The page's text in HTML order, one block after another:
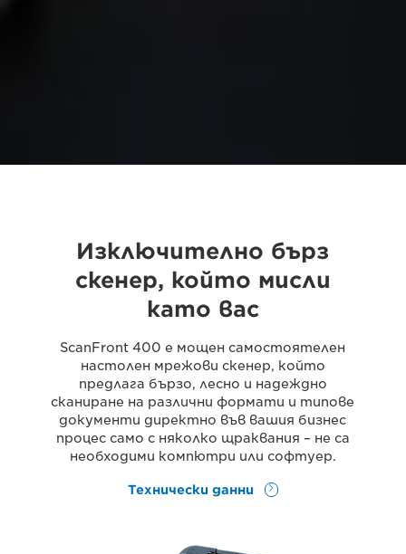
Изключително бърз
скенер, който мисли
като вас
ScanFront 400 е мощен самостоятелен
настолен мрежови скенер, който
предлага бързо, лесно и надеждно
сканиране на различни формати и типове
документи директно във вашия бизнес
процес само с няколко щраквания – не са
необходими компютри или софтуер.
Технически данни